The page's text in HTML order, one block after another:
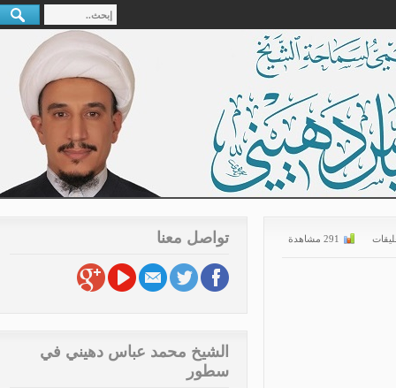
291 مشاهدة تواصل معنا
الشيخ محمد عباس دهيني في
سطور